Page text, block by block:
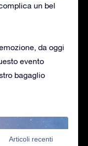
un bel
da oggi
evento
bagaglio
Articoli recenti